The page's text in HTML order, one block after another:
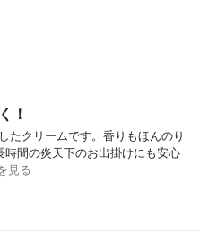
！
たクリームです。香りもほんのり
間の炎天下のお出掛けにも安心
見る